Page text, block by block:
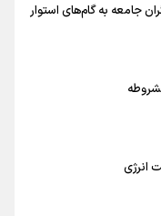
جامعه به گام‌های استوار
انرژی